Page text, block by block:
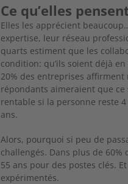
Ce qu’elles
Elles les apprécient
expertise, leur réseau
quarts estiment que les
condition: qu’ils soient déjà
20% des entreprises
répondants aimeraient que
rentable si la personne reste
ans.
Alors, pourquoi si peu de
challengés. Dans plus de
55 ans pour des postes clés.
expérimentés.